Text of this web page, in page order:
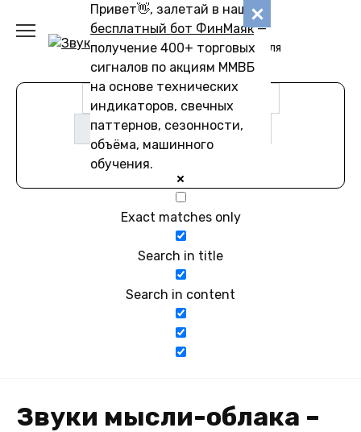
Привет👋, залетай в наш
бесплатный бот ФинМаяк—
получение 400+ торговых
сигналов по акциям ММВБ
на основе технических
индикаторов, свечных
паттернов, сезонности,
объёма, машинного
обучения.
содержанию
Звуковику
Коллекции звуков для
скачивания
Exact matches only
Search in title
Search in content
Звуки мысли-облака –